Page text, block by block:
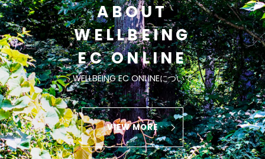
ABOUT
WELLBEING
EC ONLINE
WELLBEING EC ONLINEについて
VIEW MORE